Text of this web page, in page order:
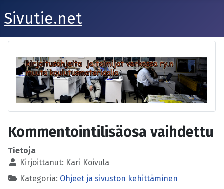
Sivutie.net
Kommentointilisäosa vaihdettu
Tietoja
Kirjoittanut: Kari Koivula
Kategoria: Ohjeet ja sivuston kehittäminen